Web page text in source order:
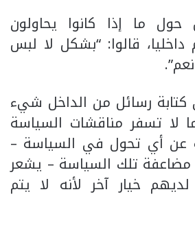
ما إذا كانوا يحاولون
قالوا: “بشكل لا لبس
كتابة رسائل من الداخل شيء
لا تسفر مناقشات السياسة
عن أي تحول في السياسة –
مضاعفة تلك السياسة – يشعر
خيار آخر لأنه لا يتم